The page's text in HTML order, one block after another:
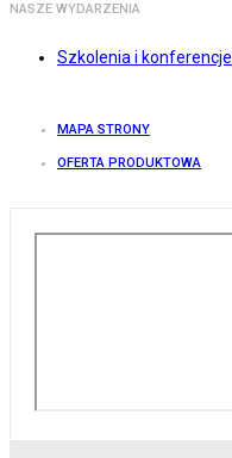
NASZE WYDARZENIA
Szkolenia i konferencje
MAPA STRONY
OFERTA PRODUKTOWA